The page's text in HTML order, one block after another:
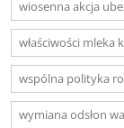
wiosenna akcja
właściwości mleka
wspólna polityka
wymiana odsłon